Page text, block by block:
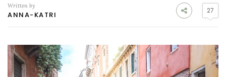
Written by
ANNA-KATRI 27